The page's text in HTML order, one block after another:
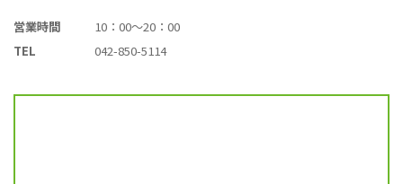
営業時間
10：00～20：00
TEL
042-850-5114